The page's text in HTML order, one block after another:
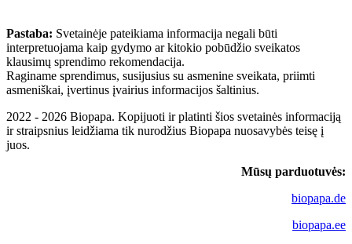
Pastaba: Svetainėje pateikiama informacija negali būti
interpretuojama kaip gydymo ar kitokio pobūdžio sveikatos
klausimų sprendimo rekomendacija.
Raginame sprendimus, susijusius su asmenine sveikata, priimti
asmeniškai, įvertinus įvairius informacijos šaltinius.
2022 - 2026 Biopapa. Kopijuoti ir platinti šios svetainės informaciją
ir straipsnius leidžiama tik nurodžius Biopapa nuosavybės teisę į
juos.
Mūsų parduotuvės:
biopapa.de
biopapa.ee